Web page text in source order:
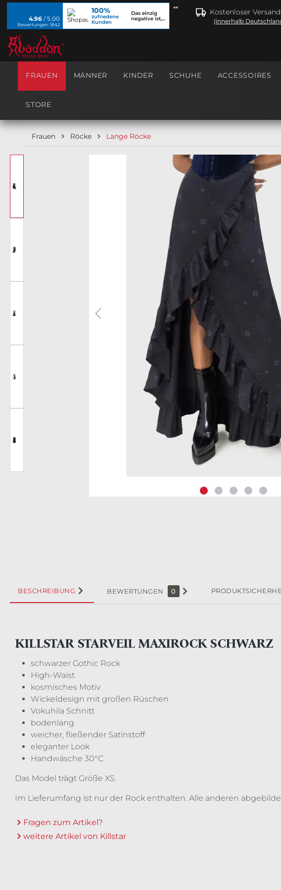
Zur Hauptnavigation springen **
4.96 / 5.00
Bewertungen: 1842
100%
zufriedene
Kunden
Das einzig
negative ist,
Kostenloser
(innerhalb
FRAUEN MÄNNER KINDER SCHUHE ACCESSOIRES
STORE
Frauen Röcke Lange Röcke
BESCHREIBUNG BEWERTUNGEN 0
KILLSTAR STARVEIL MAXIROCK SCHWARZ
schwarzer Gothic Rock
High-Waist
kosmisches Motiv
Wickeldesign mit großen Rüschen
Vokuhila Schnitt
bodenlang
weicher, fließender Satinstoff
eleganter Look
Handwäsche 30°C
Das Model trägt Größe XS.
Im Lieferumfang ist nur der Rock enthalten. Alle anderen
Fragen zum Artikel?
weitere Artikel von Killstar